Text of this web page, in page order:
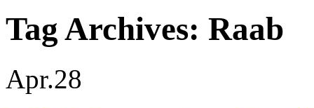
Tag Archives: Raab
Apr.28